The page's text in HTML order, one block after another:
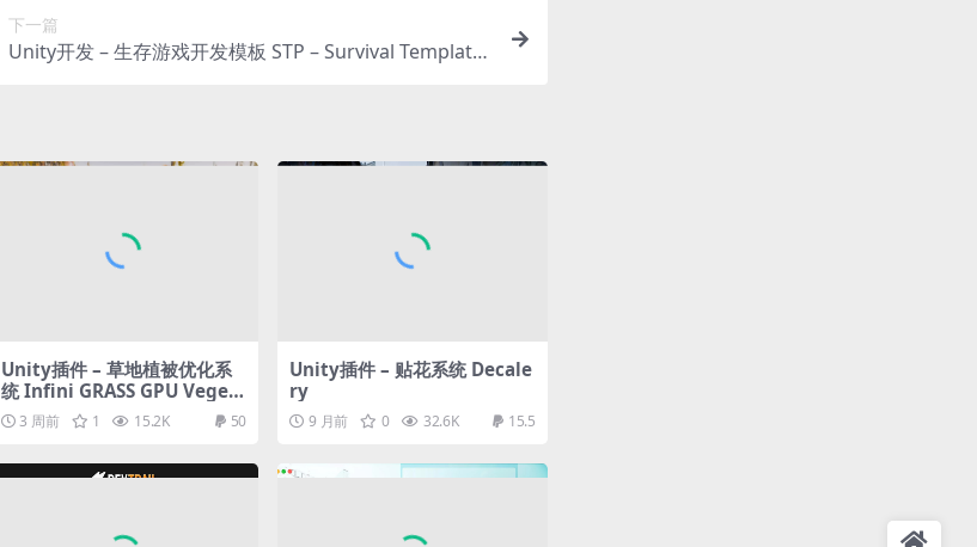
下一篇
Unity开发 – 生存游戏开发模板 STP – Survival Template
Unity插件 – 草地植被优化系
统 Infini GRASS GPU Veget
ation
3 周前 1 15.2K 50
Unity插件 – 贴花系统 Decale
ry
9 月前 0 32.6K 15.5